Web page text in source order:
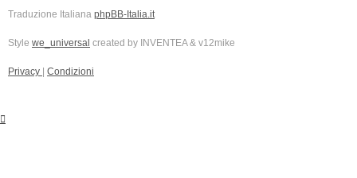
Traduzione Italiana phpBB-Italia.it
Style we_universal created by INVENTEA & v12mike
Privacy Condizioni